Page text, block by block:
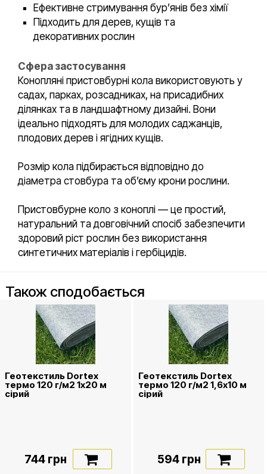
Ефективне стримування бур’янів без хімії
Підходить для дерев, кущів та
декоративних рослин
Сфера застосування
Конопляні пристовбурні кола використовують у
садах, парках, розсадниках, на присадибних
ділянках та в ландшафтному дизайні. Вони
ідеально підходять для молодих саджанців,
плодових дерев і ягідних кущів.
Розмір кола підбирається відповідно до
діаметра стовбура та об’єму крони рослини.
Пристовбурне коло з коноплі — це простий,
натуральний та довговічний спосіб забезпечити
здоровий ріст рослин без використання
синтетичних матеріалів і гербіцидів.
Також сподобається
Геотекстиль Dortex
термо 120 г/м2 1х20 м
сірий
744 грн
Геотекстиль Dortex
термо 120 г/м2 1,6х10 м
сірий
594 грн